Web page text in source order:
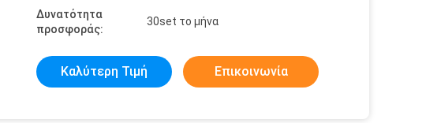
Δυνατότητα
προσφοράς:
30set το μήνα
Καλύτερη Τιμή Επικοινωνία